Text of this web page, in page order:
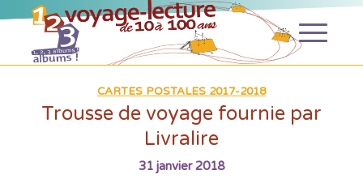
CARTES POSTALES 2017-2018
Trousse de voyage fournie par
Livralire
31 janvier 2018